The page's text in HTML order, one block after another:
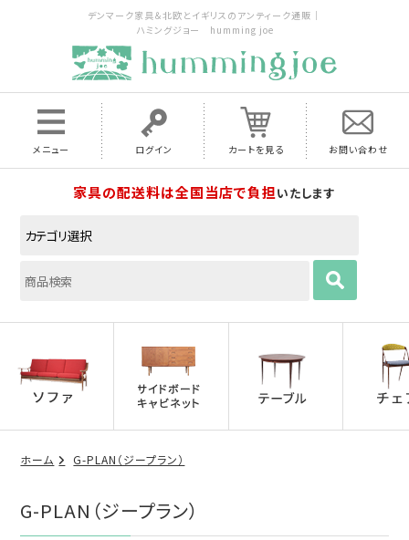
デンマーク家具＆北欧とイギリスのアンティーク通販｜
ハミングジョー humming joe
メニュー ログイン カートを見る お問い合わせ
家具の配送料は全国当店で負担いたします
ホーム G-PLAN（ジープラン）
G-PLAN（ジープラン）